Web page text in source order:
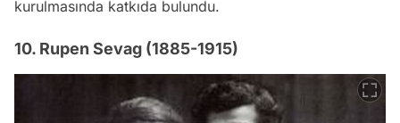
kurulmasında katkıda bulundu.
10. Rupen Sevag (1885-1915)